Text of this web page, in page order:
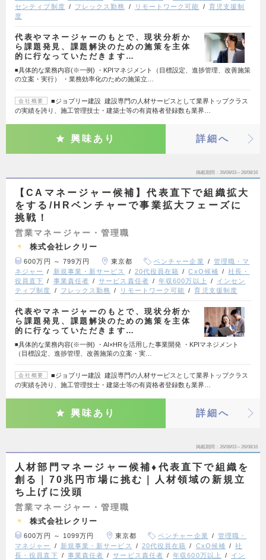
センティブ制度
フレックス勤務 リモートワーク可能
育児支援制
度
代表やマネージャーのもとで、現状分析か
ら課題発見、課題解決のための施策を主体
的に行なっていただきます…
◾️具体的な業務内容(※一例) ・KPIマネジメント（目標設定、進捗管理、改善施策
の立案・実行） ・業務効率化のための施策立…
会社概要
■ジョブリー建設 建設専門の人材サービスとして業界トップクラス
の実績を誇り、施工管理技士・建築士等の有資格者登録数も業界…
興味あり 詳細へ
掲載期間 26/08/03～26/08/16
【CAマネージャー候補】代表直下で組織拡大
をする/HRベンチャーで事業拡大フェーズに
挑戦！
営業マネージャー・管理職
株式会社レクリー
600万円 ～ 799万円 東京都 ベンチャー企業
管理職・マ
ネジャー
新規事業・新サービス 20代役員在籍 CxO候補
社長・
役員直下
事業責任者 サービス責任者 年収600万以上
インセン
ティブ制度
フレックス勤務 リモートワーク可能 育児支援制度
代表やマネージャーのもとで、現状分析か
ら課題発見、課題解決のための施策を主体
的に行なっていただきます…
◾️具体的な業務内容(※一例) ・AI×HRを活用した事業開発 ・KPIマネジメント
（目標設定、進捗管理、改善施策の立案・実…
会社概要
■ジョブリー建設 建設専門の人材サービスとして業界トップクラス
の実績を誇り、施工管理技士・建築士等の有資格者登録数も業界…
興味あり 詳細へ
掲載期間 26/08/03～26/08/16
人材部門マネージャー候補♦代表直下で組織を
創る｜70兆円市場に挑む｜人材領域の新規立
ち上げに没頭
営業マネージャー・管理職
株式会社レクリー
600万円 ～ 1099万円 東京都 ベンチャー企業
管理職・
マネジャー
新規事業・新サービス 20代役員在籍 CxO候補
社
長・役員直下
事業責任者 サービス責任者 年収600万以上
イン